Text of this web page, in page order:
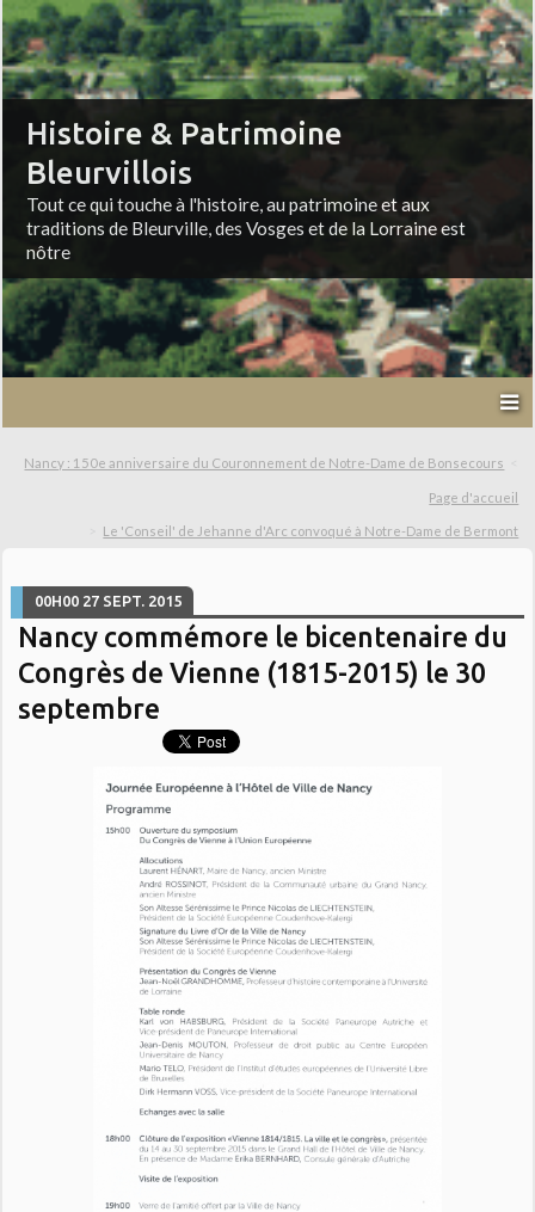
Histoire & Patrimoine
Bleurvillois
Tout ce qui touche à l'histoire, au patrimoine et aux
traditions de Bleurville, des Vosges et de la Lorraine est
nôtre
Nancy : 150e anniversaire du Couronnement de Notre-Dame de Bonsecours
Page d'accueil
Le 'Conseil' de Jehanne d'Arc convoqué à Notre-Dame de Bermont
00H00 27 SEPT. 2015
Nancy commémore le bicentenaire du
Congrès de Vienne (1815-2015) le 30
septembre